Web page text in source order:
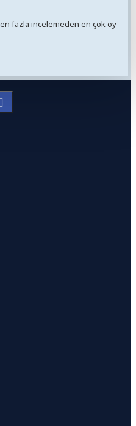
the Load More
and display the
fazla incelemeden en çok oy